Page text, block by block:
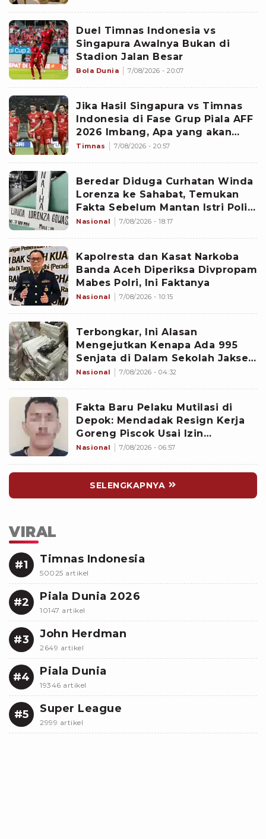
Duel Timnas Indonesia vs
Singapura Awalnya Bukan di
Stadion Jalan Besar
Bola Dunia 7/08/2026 - 20:07
Jika Hasil Singapura vs Timnas
Indonesia di Fase Grup Piala AFF
2026 Imbang, Apa yang akan
Terjadi?
Timnas 7/08/2026 - 20:57
Beredar Diduga Curhatan Winda
Lorenza ke Sahabat, Temukan
Fakta Sebelum Mantan Istri Polisi
di Medan Tewas
Nasional 7/08/2026 - 18:17
Kapolresta dan Kasat Narkoba
Banda Aceh Diperiksa Divpropam
Mabes Polri, Ini Faktanya
Nasional 7/08/2026 - 10:15
Terbongkar, Ini Alasan
Mengejutkan Kenapa Ada 995
Senjata di Dalam Sekolah Jaksel
Sejak 2020
Nasional 7/08/2026 - 04:32
Fakta Baru Pelaku Mutilasi di
Depok: Mendadak Resign Kerja
Goreng Piscok Usai Izin
Interview di Mal
Nasional 7/08/2026 - 06:57
SELENGKAPNYA
VIRAL
#1 Timnas Indonesia
50025 artikel
#2 Piala Dunia 2026
10147 artikel
#3 John Herdman
2649 artikel
#4 Piala Dunia
19346 artikel
#5 Super League
2999 artikel